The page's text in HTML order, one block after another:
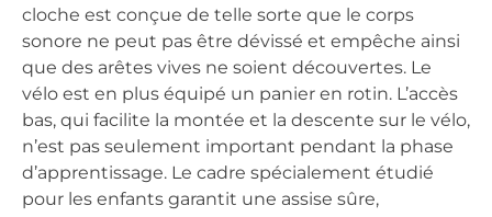
cloche est conçue de telle sorte que le corps
sonore ne peut pas être dévissé et empêche ainsi
que des arêtes vives ne soient découvertes. Le
vélo est en plus équipé un panier en rotin. L’accès
bas, qui facilite la montée et la descente sur le vélo,
n’est pas seulement important pendant la phase
d’apprentissage. Le cadre spécialement étudié
pour les enfants garantit une assise sûre,